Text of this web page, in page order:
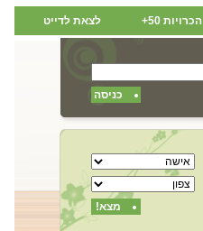
הכרויות 50+ לצאת לדייט
כניסה
מצא!